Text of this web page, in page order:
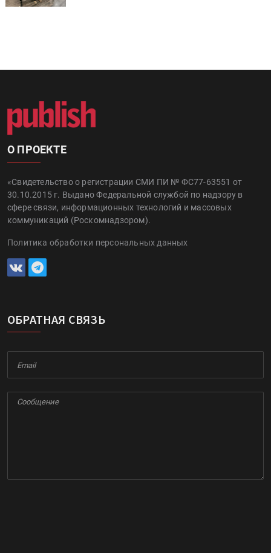
О ПРОЕКТЕ
«Свидетельство о регистрации СМИ ПИ № ФС77-63551 от
30.10.2015 г. Выдано Федеральной службой по надзору в
сфере связи, информационных технологий и массовых
коммуникаций (Роскомнадзором).
Политика обработки персональных данных
ОБРАТНАЯ СВЯЗЬ